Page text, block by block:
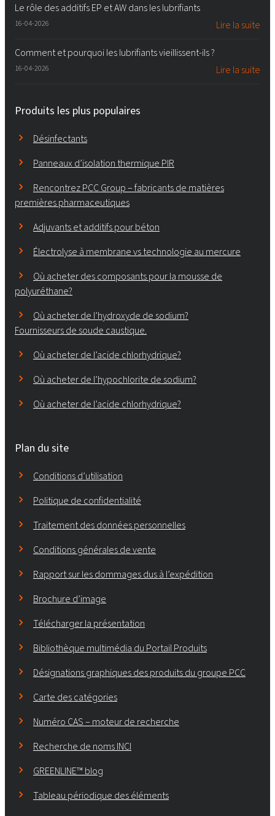
Le rôle des additifs EP et AW dans les lubrifiants
16-04-2026 Lire la suite
Comment et pourquoi les lubrifiants vieillissent-ils ?
16-04-2026 Lire la suite
Produits les plus populaires
Désinfectants
Panneaux d’isolation thermique PIR
Rencontrez PCC Group – fabricants de matières
premières pharmaceutiques
Adjuvants et additifs pour béton
Électrolyse à membrane vs technologie au mercure
Où acheter des composants pour la mousse de
polyuréthane?
Où acheter de l’hydroxyde de sodium?
Fournisseurs de soude caustique.
Où acheter de l’acide chlorhydrique?
Où acheter de l’hypochlorite de sodium?
Où acheter de l’acide chlorhydrique?
Plan du site
Conditions d’utilisation
Politique de confidentialité
Traitement des données personnelles
Conditions générales de vente
Rapport sur les dommages dus à l’expédition
Brochure d’image
Télécharger la présentation
Bibliothèque multimédia du Portail Produits
Désignations graphiques des produits du groupe PCC
Carte des catégories
Numéro CAS – moteur de recherche
Recherche de noms INCI
GREENLINE™ blog
Tableau périodique des éléments